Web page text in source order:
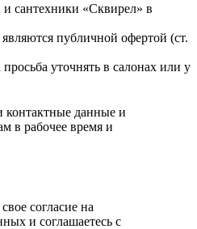
сантехники «Сквирел» в
публичной офертой (ст.
уточнять в салонах или у
контактные данные и
в рабочее время и
согласие на
и соглашаетесь с